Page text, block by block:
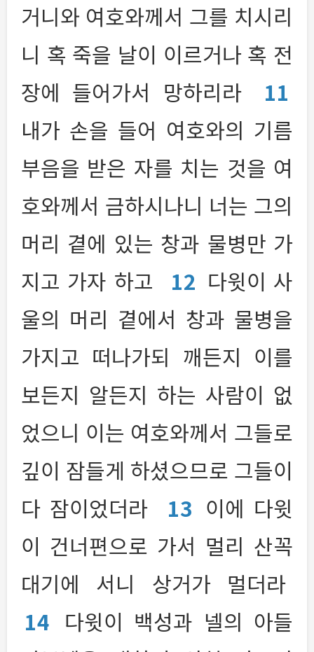
거니와 여호와께서 그를 치시리
니 혹 죽을 날이 이르거나 혹 전
장에 들어가서 망하리라
11
내가 손을 들어 여호와의 기름
부음을 받은 자를 치는 것을 여
호와께서 금하시나니 너는 그의
머리 곁에 있는 창과 물병만 가
지고 가자 하고
12 다윗이 사
울의 머리 곁에서 창과 물병을
가지고 떠나가되 깨든지 이를
보든지 알든지 하는 사람이 없
었으니 이는 여호와께서 그들로
깊이 잠들게 하셨으므로 그들이
다 잠이었더라
13 이에 다윗
이 건너편으로 가서 멀리 산꼭
대기에 서니 상거가 멀더라
14 다윗이 백성과 넬의 아들